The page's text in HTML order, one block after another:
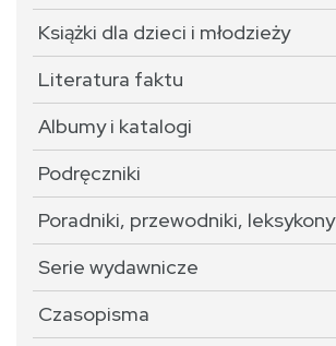
Książki dla dzieci i młodzieży
Literatura faktu
Albumy i katalogi
Podręczniki
Poradniki, przewodniki, leksykony
Serie wydawnicze
Czasopisma